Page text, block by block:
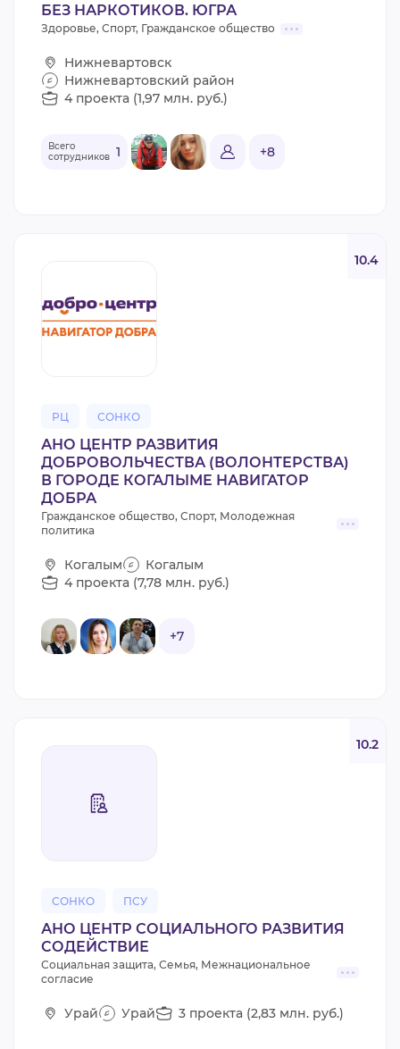
БЕЗ НАРКОТИКОВ. ЮГРА
Здоровье, Спорт, Гражданское общество
Нижневартовск
Нижневартовский район
4 проекта (1,97 млн. руб.)
Всего
сотрудников 1 +8
РЦ СОНКО
10.4
АНО ЦЕНТР РАЗВИТИЯ
ДОБРОВОЛЬЧЕСТВА (ВОЛОНТЕРСТВА)
В ГОРОДЕ КОГАЛЫМЕ НАВИГАТОР
ДОБРА
Гражданское общество, Спорт, Молодежная
политика
Когалым
Когалым
4 проекта (7,78 млн. руб.)
+7
СОНКО ПСУ
10.2
АНО ЦЕНТР СОЦИАЛЬНОГО РАЗВИТИЯ
СОДЕЙСТВИЕ
Социальная защита, Семья, Межнациональное
согласие
Урай Урай 3 проекта (2,83 млн. руб.)